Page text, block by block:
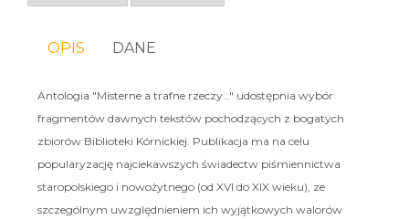
OPIS DANE
Antologia "Misterne a trafne rzeczy…" udostępnia wybór
fragmentów dawnych tekstów pochodzących z bogatych
zbiorów Biblioteki Kórnickiej. Publikacja ma na celu
popularyzację najciekawszych świadectw piśmiennictwa
staropolskiego i nowożytnego (od XVI do XIX wieku), ze
szczególnym uwzględnieniem ich wyjątkowych walorów